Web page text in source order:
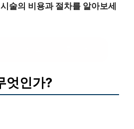
술의 비용과 절차를 알아보세
엇인가?